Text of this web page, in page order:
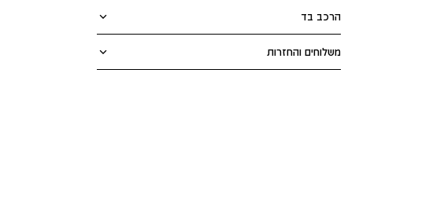
הרכב בד
משלוחים והחזרות